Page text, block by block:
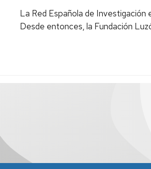
La Red Española de Investigación
Desde entonces, la Fundación